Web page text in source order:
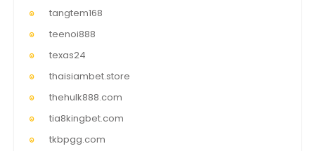
tangtem168
teenoi888
texas24
thaisiambet.store
thehulk888.com
tia8kingbet.com
tkbpgg.com